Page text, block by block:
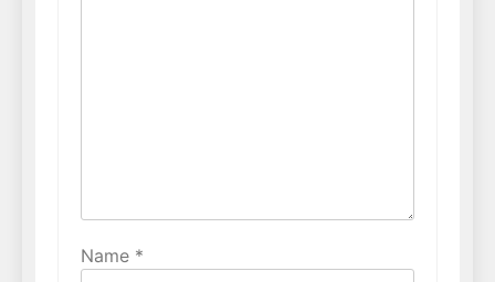
Name *